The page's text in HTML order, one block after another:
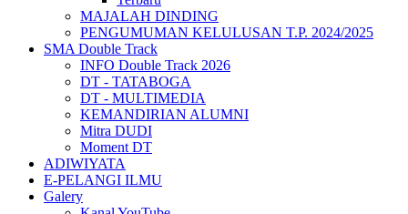
MAJALAH DINDING
PENGUMUMAN KELULUSAN T.P. 2024/2025
SMA Double Track
INFO Double Track 2026
DT - TATABOGA
DT - MULTIMEDIA
KEMANDIRIAN ALUMNI
Mitra DUDI
Moment DT
ADIWIYATA
E-PELANGI ILMU
Galery